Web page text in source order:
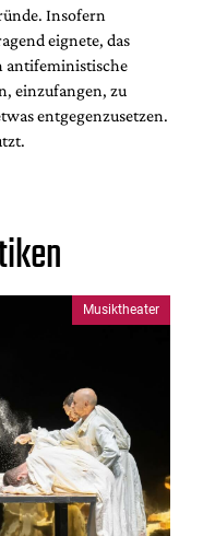
Insofern
eignete, das
antifeministische
einzufangen, zu
entgegenzusetzen.
Musiktheater